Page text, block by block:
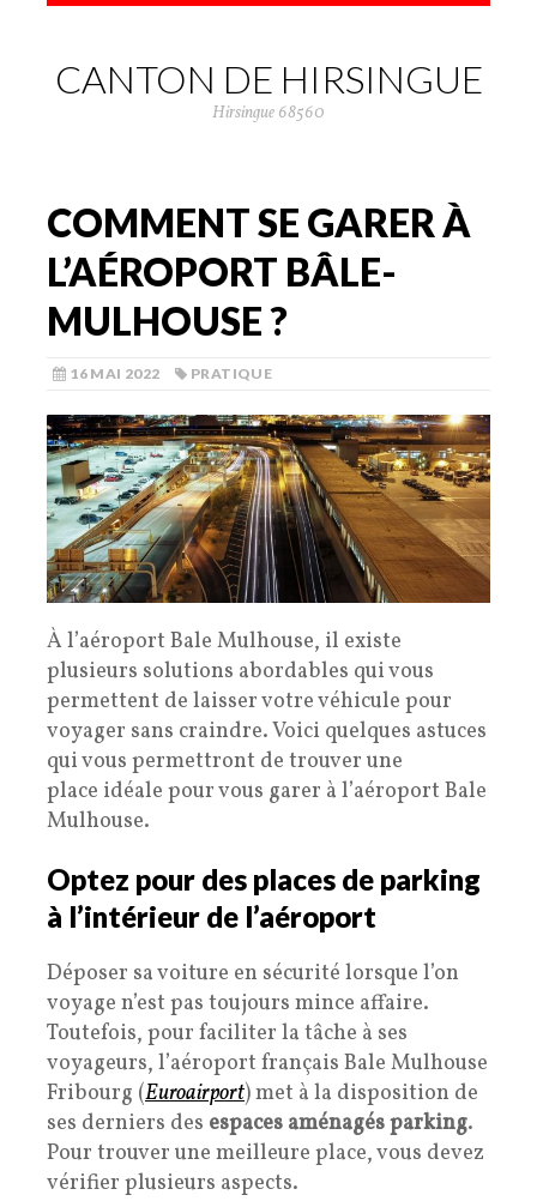
CANTON DE HIRSINGUE
Hirsingue 68560
COMMENT SE GARER À
L’AÉROPORT BÂLE-
MULHOUSE ?
16 MAI 2022 PRATIQUE
À l’aéroport Bale Mulhouse, il existe
plusieurs solutions abordables qui vous
permettent de laisser votre véhicule pour
voyager sans craindre. Voici quelques astuces
qui vous permettront de trouver une
place idéale pour vous garer à l’aéroport Bale
Mulhouse.
Optez pour des places de parking
à l’intérieur de l’aéroport
Déposer sa voiture en sécurité lorsque l’on
voyage n’est pas toujours mince affaire.
Toutefois, pour faciliter la tâche à ses
voyageurs, l’aéroport français Bale Mulhouse
Fribourg (Euroairport) met à la disposition de
ses derniers des espaces aménagés parking.
Pour trouver une meilleure place, vous devez
vérifier plusieurs aspects.